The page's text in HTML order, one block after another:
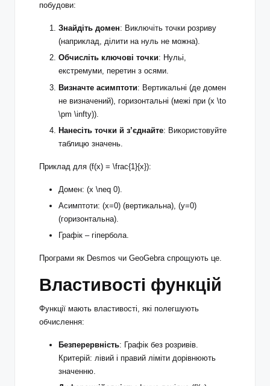
побудови:
Знайдіть домен: Виключіть точки розриву
(наприклад, ділити на нуль не можна).
Обчисліть ключові точки: Нульі,
екстремуми, перетин з осями.
Визначте асимптоти: Вертикальні (де домен
не визначений), горизонтальні (межі при (x \to
\pm \infty)).
Нанесіть точки й з’єднайте: Використовуйте
таблицю значень.
Приклад для (f(x) = \frac{1}{x}):
Домен: (x \neq 0).
Асимптоти: (x=0) (вертикальна), (y=0)
(горизонтальна).
Графік – гіпербола.
Програми як Desmos чи GeoGebra спрощують це.
Властивості функцій
Функції мають властивості, які полегшують
обчислення:
Безперервність: Графік без розривів.
Критерій: лівий і правий ліміти дорівнюють
значенню.